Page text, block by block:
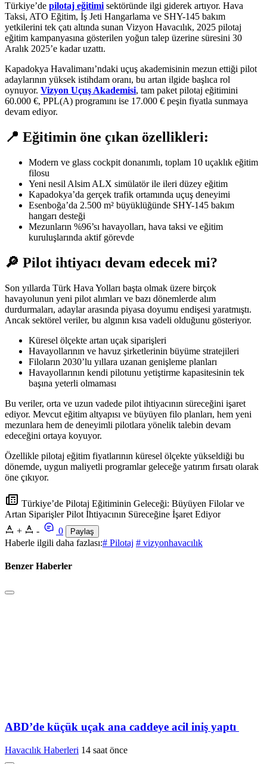
Türkiye’de pilotaj eğitimi sektöründe ilgi giderek artıyor. Hava
Taksi, ATO Eğitim, İş Jeti Hangarlama ve SHY-145 bakım
yetkilerini tek çatı altında sunan Vizyon Havacılık, 2025 pilotaj
eğitim kampanyasına gösterilen yoğun talep üzerine süresini 30
Aralık 2025’e kadar uzattı.
Kapadokya Havalimanı’ndaki uçuş akademisinin mezun ettiği pilot
adaylarının yüksek istihdam oranı, bu artan ilgide başlıca rol
oynuyor. Vizyon Uçuş Akademisi, tam paket pilotaj eğitimini
60.000 €, PPL(A) programını ise 17.000 € peşin fiyatla sunmaya
devam ediyor.
📍 Eğitimin öne çıkan özellikleri:
Modern ve glass cockpit donanımlı, toplam 10 uçaklık eğitim
filosu
Yeni nesil Alsim ALX simülatör ile ileri düzey eğitim
Kapadokya’da gerçek trafik ortamında uçuş deneyimi
Esenboğa’da 2.500 m² büyüklüğünde SHY-145 bakım
hangarı desteği
Mezunların %96’sı havayolları, hava taksi ve eğitim
kuruluşlarında aktif görevde
🔎 Pilot ihtiyacı devam edecek mi?
Son yıllarda Türk Hava Yolları başta olmak üzere birçok
havayolunun yeni pilot alımları ve bazı dönemlerde alım
durdurmaları, adaylar arasında piyasa doyumu endişesi yaratmıştı.
Ancak sektörel veriler, bu algının kısa vadeli olduğunu gösteriyor.
Küresel ölçekte artan uçak siparişleri
Havayollarının ve havuz şirketlerinin büyüme stratejileri
Filoların 2030’lu yıllara uzanan genişleme planları
Havayollarının kendi pilotunu yetiştirme kapasitesinin tek
başına yeterli olmaması
Bu veriler, orta ve uzun vadede pilot ihtiyacının süreceğini işaret
ediyor. Mevcut eğitim altyapısı ve büyüyen filo planları, hem yeni
mezunlara hem de deneyimli pilotlara yönelik talebin devam
edeceğini ortaya koyuyor.
Özellikle pilotaj eğitim fiyatlarının küresel ölçekte yükseldiği bu
dönemde, uygun maliyetli programlar geleceğe yatırım fırsatı olarak
öne çıkıyor.
Türkiye’de Pilotaj Eğitiminin Geleceği: Büyüyen Filolar ve
Artan Siparişler Pilot İhtiyacının Süreceğine İşaret Ediyor
+
- 0 Paylaş
Haberle ilgili daha fazlası:# Pilotaj # vizyonhavacılık
Benzer Haberler
ABD’de küçük uçak ana caddeye acil iniş yaptı
Havacılık Haberleri 14 saat önce